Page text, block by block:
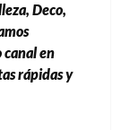
Deco,
en
rápidas y